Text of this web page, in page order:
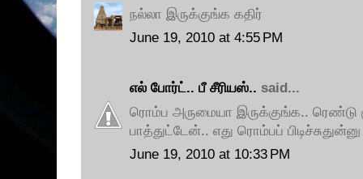
நல்லா இருக்குங்க கதிர்
June 19, 2010 at 4:55 PM
எல் போர்ட்.. பீ சீரியஸ்.. said...
ரொம்ப அருமையா இருக்குங்க.. ரெண்டு
பாத்துட்டேன்.. எது ரொம்பப்
June 19, 2010 at 10:33 PM